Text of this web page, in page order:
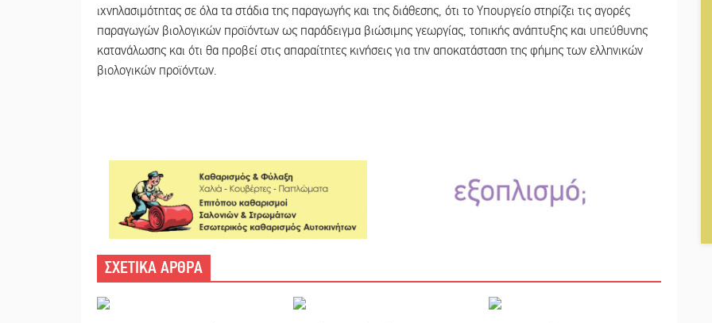
ιχνηλασιμότητας σε όλα τα στάδια της παραγωγής και της διάθεσης, ότι το Υπουργείο στηρίζει τις αγορές
παραγωγών βιολογικών προϊόντων ως παράδειγμα βιώσιμης γεωργίας, τοπικής ανάπτυξης και υπεύθυνης
κατανάλωσης και ότι θα προβεί στις απαραίτητες κινήσεις για την αποκατάσταση της φήμης των ελληνικών
βιολογικών προϊόντων.
ΣΧΕΤΙΚΑ ΑΡΘΡΑ